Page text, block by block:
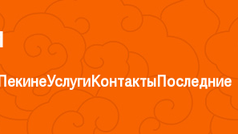
УслугиКонтактыПоследние